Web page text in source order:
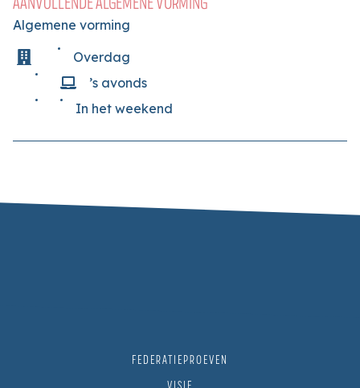
Algemene vorming
Overdag
’s avonds
In het weekend
FEDERATIEPROEVEN